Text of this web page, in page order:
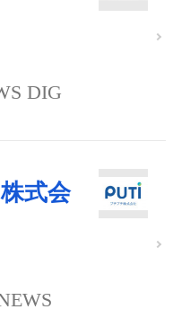
DIG
式会